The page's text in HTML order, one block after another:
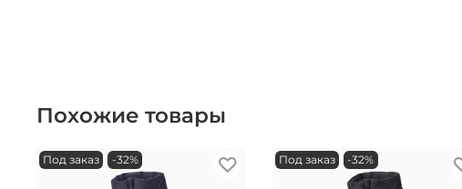
Похожие товары
Под заказ -32% Под заказ -32%